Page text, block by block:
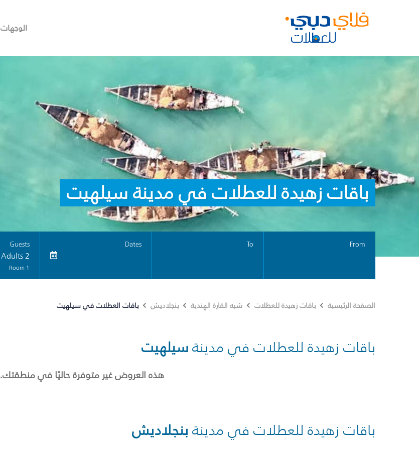
الوجهات
باقات زهيدة للعطلات في مدينة سيلهيت
From
To
Dates
Guests
2 Adults
1 Room
الصفحة الرئيسية باقات زهيدة للعطلات شبه القارة الهندية بنجلاديش باقات العطلات في سيلهيت
باقات زهيدة للعطلات في مدينةسيلهيت
هذه العروض غير متوفرة حاليًا في منطقتك.
باقات زهيدة للعطلات في مدينة بنجلاديش